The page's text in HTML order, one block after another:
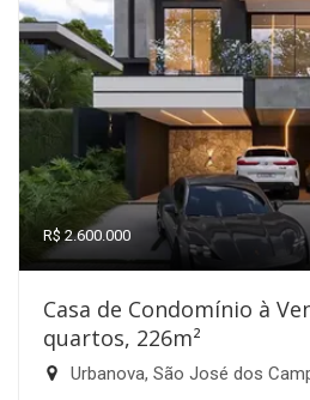
R$ 2.600.000
Casa de Condomínio à
quartos, 226m²
Urbanova, São José dos